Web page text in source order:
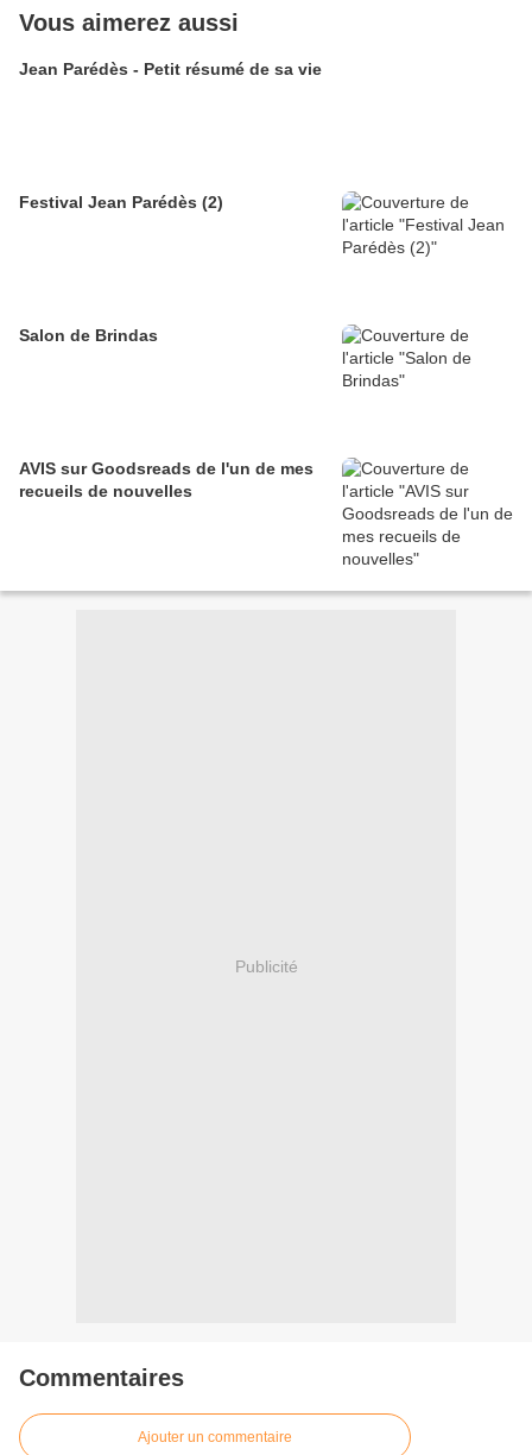
Vous aimerez aussi
Jean Parédès - Petit résumé de sa vie
Festival Jean Parédès (2)
Salon de Brindas
AVIS sur Goodsreads de l'un de mes
recueils de nouvelles
Publicité
Commentaires
Ajouter un commentaire